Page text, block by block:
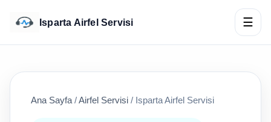
Isparta Airfel Servisi ☰
Ana Sayfa /Airfel Servisi / Isparta Airfel Servisi